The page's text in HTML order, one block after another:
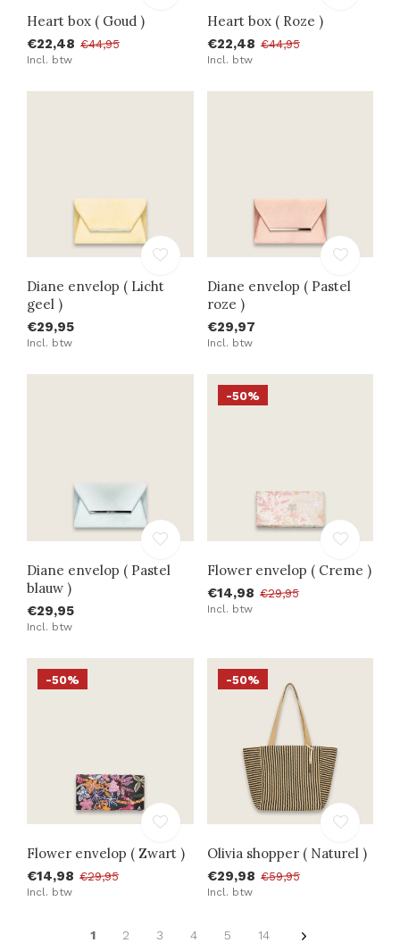
Heart box ( Goud )
€22,48 €44,95
Incl. btw
Heart box ( Roze )
€22,48 €44,95
Incl. btw
Diane envelop ( Licht
geel )
€29,95
Incl. btw
Diane envelop ( Pastel
roze )
€29,97
Incl. btw
Diane envelop ( Pastel
blauw )
€29,95
Incl. btw
-50%
Flower envelop ( Creme )
€14,98 €29,95
Incl. btw
-50%
Flower envelop ( Zwart )
€14,98 €29,95
Incl. btw
-50%
Olivia shopper ( Naturel )
€29,98 €59,95
Incl. btw
1 2 3 4 5 14